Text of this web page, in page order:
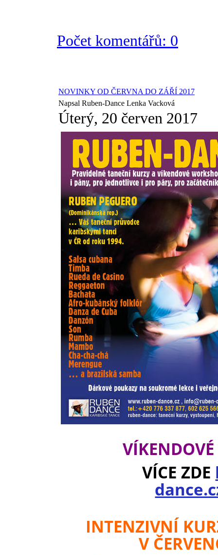
Počet komentářů: 0
NOVINKY OD ČERVNA DO ZÁŘÍ 2017
Napsal Ruben-Dance Lenka Vacková
Úterý, 20 červen 2017
VÍCE ZDE
INTENZIVNÍ
V